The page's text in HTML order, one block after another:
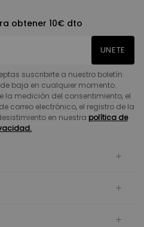
obtener 10€ dto
UNETE
suscribirte a nuestro boletín
baja en cualquier momento.
la medición del consentimiento, el
correo electrónico, el registro de la
en nuestra política de